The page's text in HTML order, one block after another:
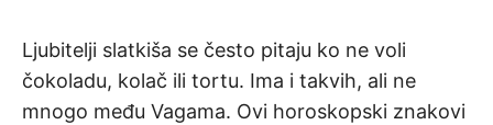
Ljubitelji slatkiša se često pitaju ko ne voli
čokoladu, kolač ili tortu. Ima i takvih, ali ne
mnogo među Vagama. Ovi horoskopski znakovi